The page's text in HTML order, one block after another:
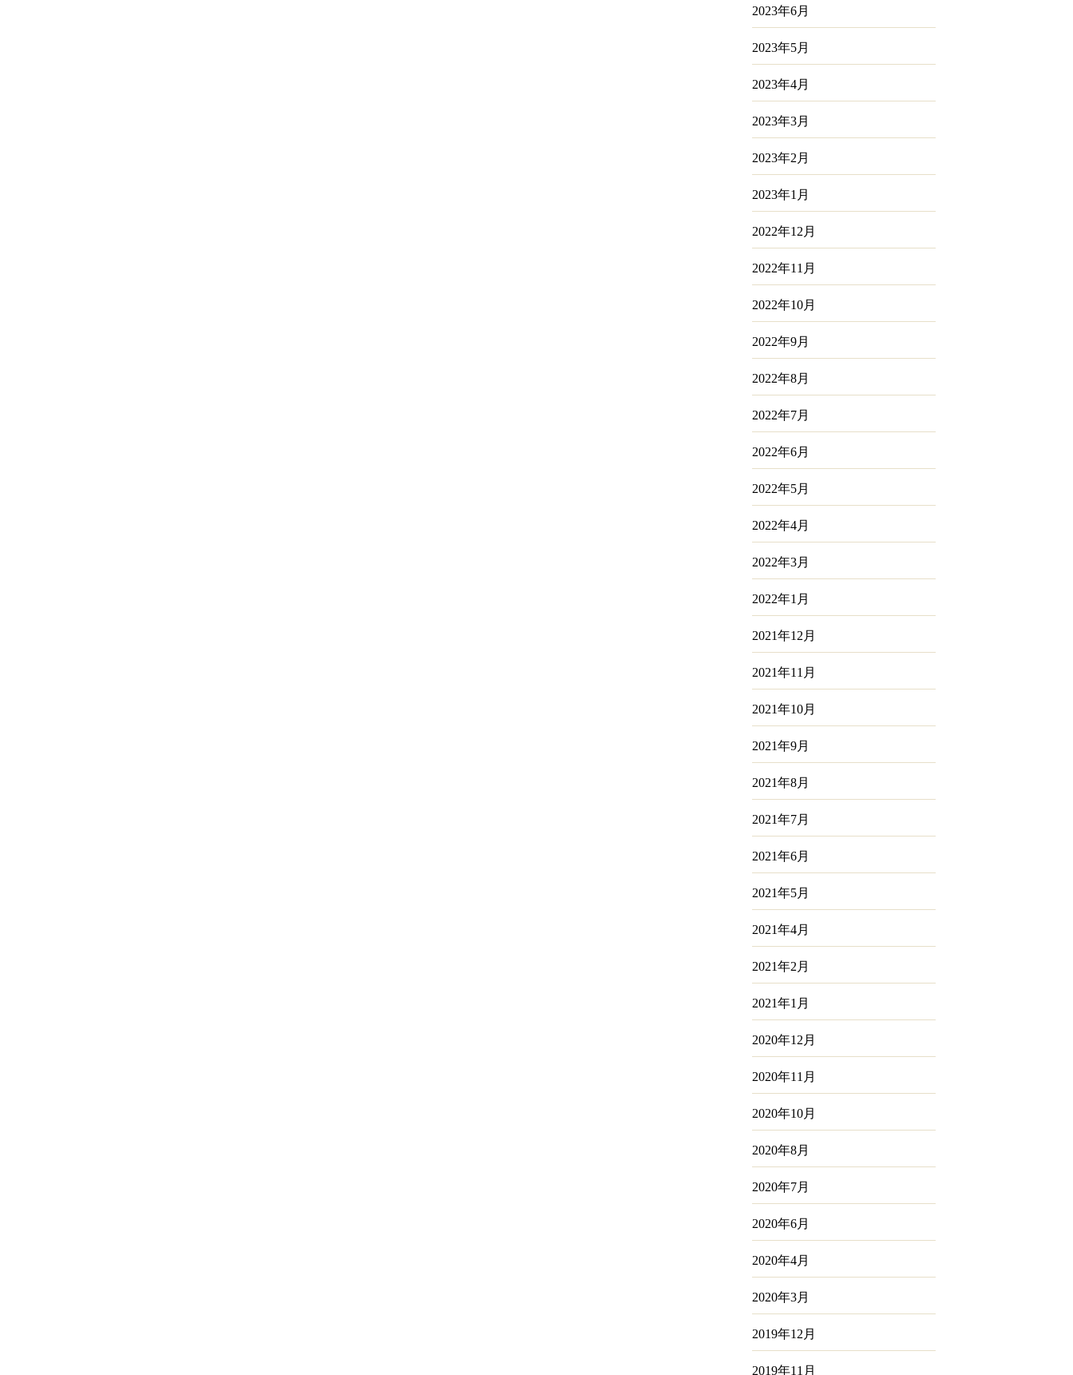
2023年6月
2023年5月
2023年4月
2023年3月
2023年2月
2023年1月
2022年12月
2022年11月
2022年10月
2022年9月
2022年8月
2022年7月
2022年6月
2022年5月
2022年4月
2022年3月
2022年1月
2021年12月
2021年11月
2021年10月
2021年9月
2021年8月
2021年7月
2021年6月
2021年5月
2021年4月
2021年2月
2021年1月
2020年12月
2020年11月
2020年10月
2020年8月
2020年7月
2020年6月
2020年4月
2020年3月
2019年12月
2019年11月